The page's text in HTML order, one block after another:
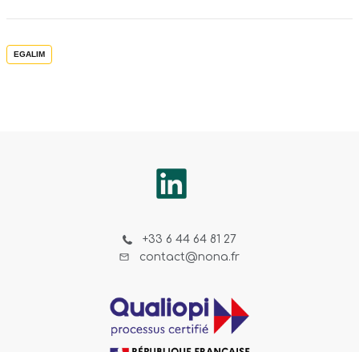
EGALIM
+33 6 44 64 81 27
contact@nona.fr